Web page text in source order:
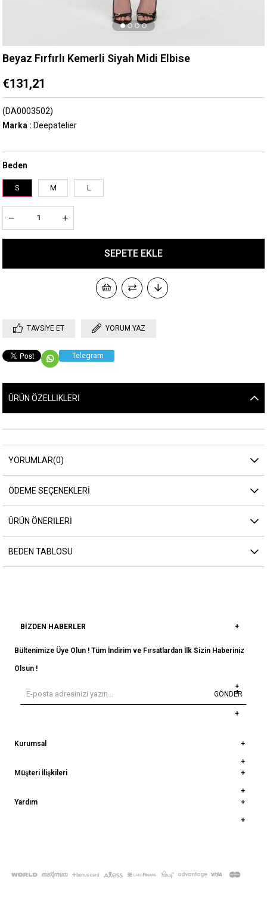
Beyaz Fırfırlı Kemerli Siyah Midi Elbise
€131,21
(DA0003502)
Marka : Deepatelier
Beden
S M L
TAVSIYE ET YORUM YAZ
Telegram
ÜRÜN ÖZELLIKLERI
YORUMLAR(0)
ÖDEME SEÇENEKLERI
ÜRÜN ÖNERILERI
BEDEN TABLOSU
BIZDEN HABERLER
Bültenimize Üye Olun ! Tüm İndirim ve Fırsatlardan İlk Sizin Haberiniz
Olsun !
GÖNDER
Kurumsal
Müşteri İlişkileri
Yardım